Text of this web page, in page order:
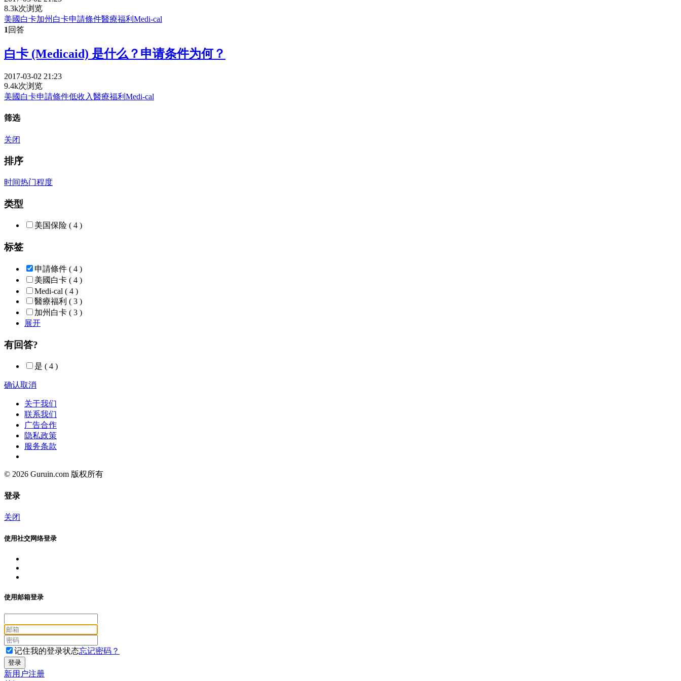
8.3k次浏览
美國白卡加州白卡申請條件醫療福利 Medi-cal
1 回答
白卡 (Medicaid) 是什么？申请条件为何？
2017-03-02 21:23
9.4k次浏览
美國白卡申請條件低收入醫療福利 Medi-cal
筛选
关闭
排序
时间热门程度
类型
美国保险 ( 4 )
标签
申請條件 ( 4 )
美國白卡 ( 4 )
Medi-cal ( 4 )
醫療福利 ( 3 )
加州白卡 ( 3 )
展开
有回答?
是 ( 4 )
确认取消
关于我们
联系我们
广告合作
隐私政策
服务条款
© 2026 Guruin.com 版权所有
登录
关闭
使用社交网络登录
使用邮箱登录
记住我的登录状态忘记密码？
新用户注册